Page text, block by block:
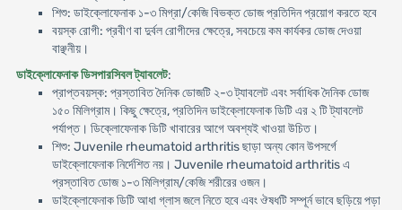
শিশু: ডাইক্লোফেনাক ১-৩ মিগ্রা/কেজি বিভক্ত ডোজ প্রতিদিন প্রয়োগ করতে হবে
বয়স্ক রোগী: প্রবীণ বা দুর্বল রোগীদের ক্ষেত্রে, সবচেয়ে কম কার্যকর ডোজ দেওয়া
বাঞ্ছনীয়।
ডাইক্লোফেনাক ডিসপারসিবল ট্যাবলেট:
প্রাপ্তবয়স্ক: প্রস্তাবিত দৈনিক ডোজটি ২-৩ ট্যাবলেট এবং সর্বাধিক দৈনিক ডোজ
১৫০ মিলিগ্রাম। কিছু ক্ষেত্রে, প্রতিদিন ডাইক্লোফেনাক ডিটি এর ২ টি ট্যাবলেট
পর্যাপ্ত। ডিক্লোফেনাক ডিটি খাবারের আগে অবশ্যই খাওয়া উচিত।
শিশু: Juvenile rheumatoid arthritis ছাড়া অন্য কোন উপসর্গে
ডাইক্লোফেনাক নির্দেশিত নয়। Juvenile rheumatoid arthritis এ
প্রস্তাবিত ডোজ ১-৩ মিলিগ্রাম/কেজি শরীরের ওজন।
ডাইক্লোফেনাক ডিটি আধা গ্লাস জলে নিতে হবে এবং ঔষধটি সম্পূর্ন ভাবে ছড়িয়ে পড়া